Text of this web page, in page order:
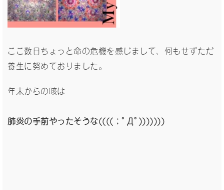
ここ数日ちょっと命の危機を感じまして、何もせずただ
養生に努めておりました。
年末からの咳は
肺炎の手前やったそうな((((；ﾟДﾟ)))))))